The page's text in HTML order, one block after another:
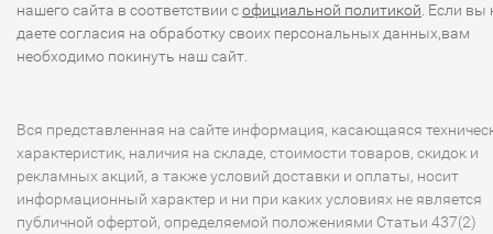
нашего сайта в соответствии софициальной политикой . Если вы
даете согласия на обработку своих персональных данных,вам
необходимо покинуть наш сайт.
Вся представленная на сайте информация, касающаяся
характеристик, наличия на складе, стоимости товаров, скидок и
рекламных акций, а также условий доставки и оплаты, носит
информационный характер и ни при каких условиях не является
публичной офертой, определяемой положениями Статьи 437(2)